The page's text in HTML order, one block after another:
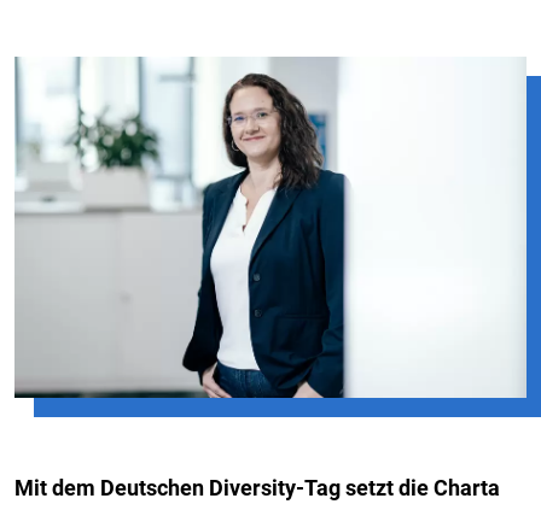
Mit dem Deutschen Diversity-Tag setzt die Charta